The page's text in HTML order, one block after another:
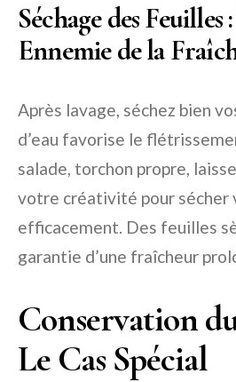
Séchage des Feuilles
Ennemie de la
Après lavage, séchez bien
d’eau favorise le
salade, torchon propre,
votre créativité pour sécher
efficacement. Des feuilles
garantie d’une fraîcheur
Conservation
Le Cas Spécial